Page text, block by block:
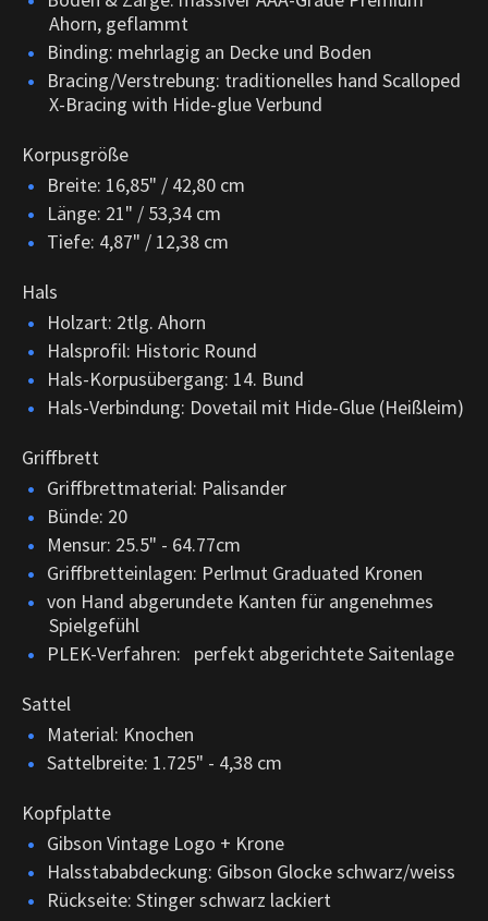
Ahorn, geflammt
Binding: mehrlagig an Decke und Boden
Bracing/Verstrebung: traditionelles hand Scalloped
X-Bracing with Hide-glue Verbund
Korpusgröße
Breite: 16,85" / 42,80 cm
Länge: 21" / 53,34 cm
Tiefe: 4,87" / 12,38 cm
Hals
Holzart: 2tlg. Ahorn
Halsprofil: Historic Round
Hals-Korpusübergang: 14. Bund
Hals-Verbindung: Dovetail mit Hide-Glue (Heißleim)
Griffbrett
Griffbrettmaterial: Palisander
Bünde: 20
Mensur: 25.5" - 64.77cm
Griffbretteinlagen: Perlmut Graduated Kronen
von Hand abgerundete Kanten für angenehmes
Spielgefühl
PLEK-Verfahren: perfekt abgerichtete Saitenlage
Sattel
Material: Knochen
Sattelbreite: 1.725" - 4,38 cm
Kopfplatte
Gibson Vintage Logo + Krone
Halsstababdeckung: Gibson Glocke schwarz/weiss
Rückseite: Stinger schwarz lackiert